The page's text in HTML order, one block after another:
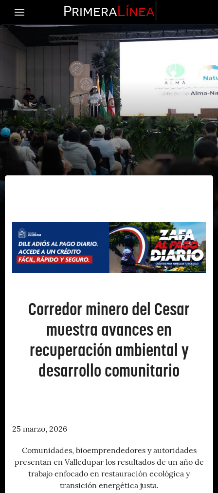
PrimeraLínea
Corredor minero del Cesar
muestra avances en
recuperación ambiental y
desarrollo comunitario
25 marzo, 2026
Comunidades, bioemprendedores y autoridades
presentan en Valledupar los resultados de un año de
trabajo enfocado en restauración ecológica y
transición energética justa.